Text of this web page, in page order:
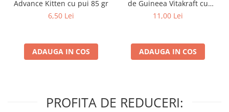
Advance Kitten cu pui 85 gr
6,50 Lei
ADAUGA IN COS
de Guineea Vitakraft cu
struguri & nuci 2 buc
11,00 Lei
ADAUGA IN COS
PROFITA DE REDUCERI: